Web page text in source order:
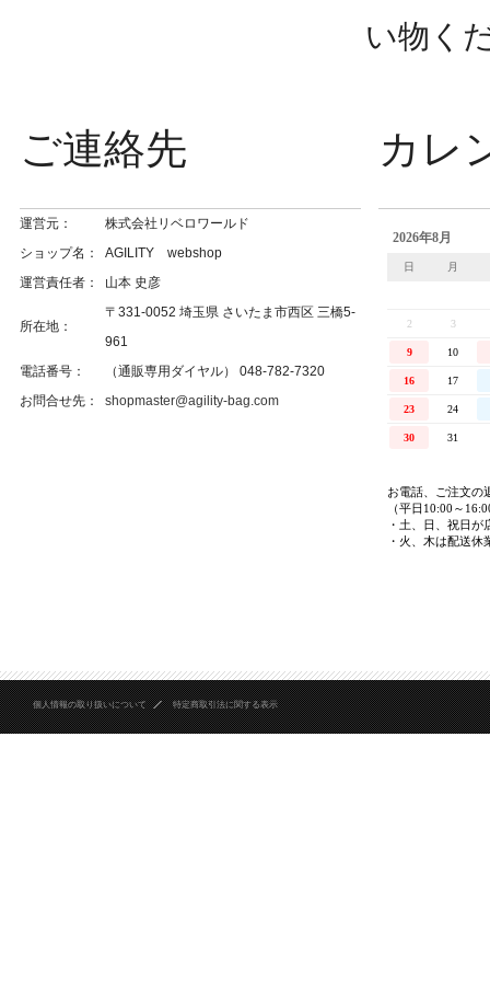
い物く
ご連絡先
運営元：
株式会社リベロワールド
ショップ名：
AGILITY webshop
運営責任者：
山本 史彦
所在地：
〒331-0052 埼玉県 さいたま市西区 三橋5-
961
電話番号：
（通販専用ダイヤル） 048-782-7320
お問合せ先：
shopmaster@agility-bag.com
カレ
個人情報の取り扱いについて 特定商取引法に関する表示